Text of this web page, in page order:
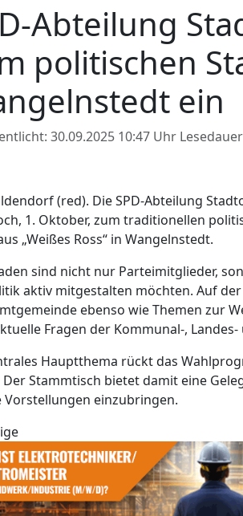
Abteilung
politischen
ein
30.09.2025 10:47 Uhr
(red). Die SPD-Abteilung
1. Oktober, zum traditionellen
„Weißes Ross“ in Wangelnstedt.
sind nicht nur Parteimitglieder,
aktiv mitgestalten möchten. Auf
ebenso wie Themen zur
Fragen der Kommunal-,
Hauptthema rückt das
Der Stammtisch bietet damit eine
Vorstellungen einzubringen.